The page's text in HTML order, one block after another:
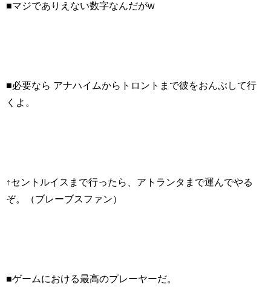
■マジでありえない数字なんだがw
■必要なら アナハイムからトロントまで彼をおんぶして行
くよ。
↑セントルイスまで行ったら、アトランタまで運んでやる
ぞ。（ブレーブスファン）
■ゲームにおける最高のプレーヤーだ。